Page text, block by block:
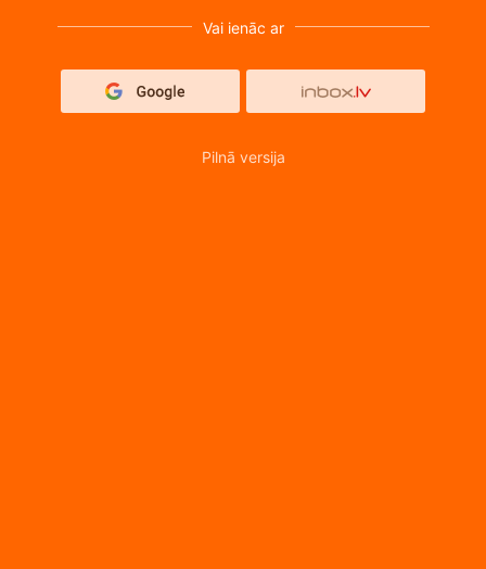
Vai ienāc ar
Pilnā versija